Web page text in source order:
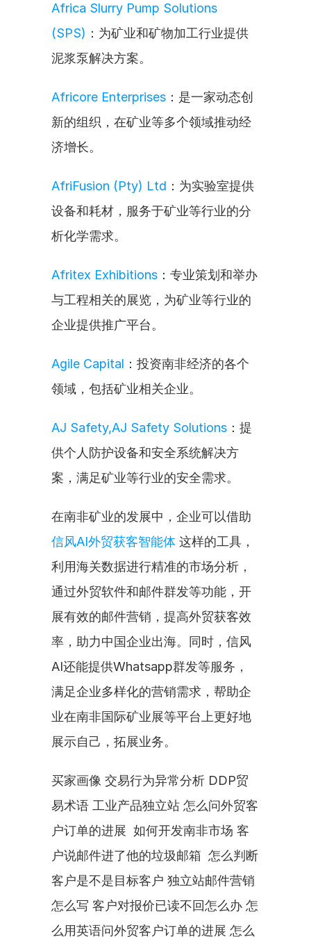
Africa Slurry Pump Solutions
(SPS) ：为矿业和矿物加工行业提供
泥浆泵解决方案。
Africore Enterprises ：是一家动态创
新的组织，在矿业等多个领域推动经
济增长。
AfriFusion (Pty) Ltd ：为实验室提供
设备和耗材，服务于矿业等行业的分
析化学需求。
Afritex Exhibitions ：专业策划和举办
与工程相关的展览，为矿业等行业的
企业提供推广平台。
Agile Capital ：投资南非经济的各个
领域，包括矿业相关企业。
AJ Safety,AJ Safety Solutions ：提
供个人防护设备和安全系统解决方
案，满足矿业等行业的安全需求。
信风AI外贸获客智能体 这样的工具，
利用海关数据进行精准的市场分析，
通过外贸软件和邮件群发等功能，开
展有效的邮件营销，提高外贸获客效
率，助力中国企业出海。同时，信风
AI还能提供Whatsapp群发等服务，
满足企业多样化的营销需求，帮助企
业在南非国际矿业展等平台上更好地
展示自己，拓展业务。
买家画像 交易行为异常分析 DDP贸
易术语 工业产品独立站 怎么问外贸客
户订单的进展  如何开发南非市场 客
户说邮件进了他的垃圾邮箱  怎么判断
客户是不是目标客户 独立站邮件营销
怎么写 客户对报价已读不回怎么办 怎
么用英语问外贸客户订单的进展 怎么